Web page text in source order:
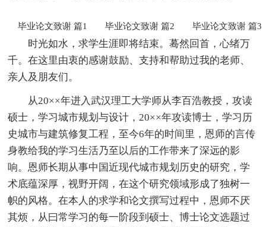
毕业论文致谢 篇1
时光如水，求学生涯即将结束。蓦然回首，心绪万
千。在这里由衷的感谢鼓励、支持和帮助过我的老师、
亲人及朋友们。
从20××年进入武汉理工大学师从李百浩教授，攻读
硕士，学习城市规划与设计，20××年攻读博士，学习历
史城市与建筑修复工程，至今6年的时间里，恩师的言传
身教给我的学习生活乃至以后的工作带来了深远的影
响。恩师长期从事中国近现代城市规划历史的研究，学
术底蕴深厚，视野开阔，在这个研究领域形成了独树一
帜的风格。在本人的求学和论文撰写过程中，恩师不厌
其烦，从曰常学习的每一阶段到硕士、博士论文选题过
毕业论文致谢 篇2 毕业论文致谢 篇3